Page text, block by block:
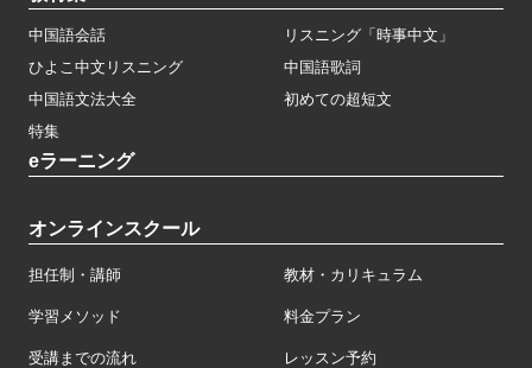
中国語会話
リスニング「時事中文」
ひよこ中文リスニング
中国語歌詞
中国語文法大全
初めての超短文
特集
eラーニング
オンラインスクール
担任制・講師 教材・カリキュラム
学習メソッド 料金プラン
受講までの流れ レッスン予約